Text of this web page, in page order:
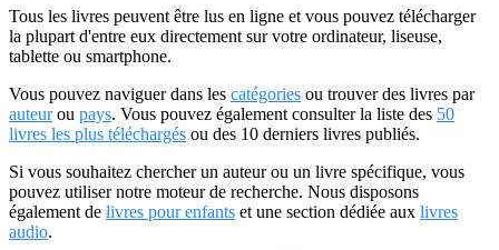
Tous les livres peuvent être lus en ligne et vous pouvez télécharger
la plupart d'entre eux directement sur votre ordinateur, liseuse,
tablette ou smartphone.
Vous pouvez naviguer dans les catégories ou trouver des livres par
auteurou pays. Vous pouvez également consulter la liste des 50
livres les plus téléchargés ou des 10 derniers livres publiés.
Si vous souhaitez chercher un auteur ou un livre spécifique, vous
pouvez utiliser notre moteur de recherche. Nous disposons
également de livres pour enfants et une section dédiée aux livres
audio.